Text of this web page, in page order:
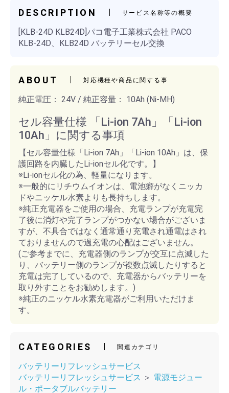
DESCRIPTION サービス名称等の概要
[KLB-24D KLB24D]パコ電子工業株式会社 PACO
KLB-24D、KLB24D バッテリーセル交換
ABOUT 対応機種や商品に関する事
純正電圧： 24V / 純正容量： 10Ah (Ni-MH)
セル容量仕様 「Li-ion 7Ah」「Li-ion
10Ah」に関する事項
【セル容量仕様「Li-ion 7Ah」「Li-ion 10Ah」は、保
護回路を内臓したLi-ionセル化です。】
※Li-ionセル化の為、軽量になります。
※一般的にリチウムイオンは、電池癖がなくニッカ
ドやニッケル水素よりも長持ちします。
※純正充電器をご使用の場合、充電ランプが充電完
了後に消灯や完了ランプがつかない場合がございま
すが、不具合ではなく通常通り充電され通電はされ
ておりませんので過充電の心配はございません。
(ご参考までに、充電器側のランプが交互に点滅した
り、バッテリー側のランプが複数点滅したりすると
充電は完了しているので、充電器からバッテリーを
取り外すことをお勧めします。)
※純正のニッケル水素充電器がご利用いただけま
す。
CATEGORIES 関連カテゴリ
バッテリーリフレッシュサービス
バッテリーリフレッシュサービス ＞ 電源モジュー
ル・ポータブルバッテリー